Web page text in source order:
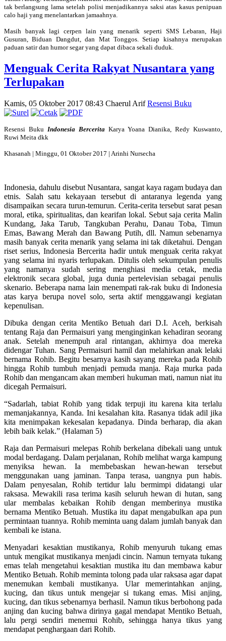
tak berlangsung lama setelah polisi menjadikannya saksi atas kasus penipuan
calo haji yang menelantarkan jamaahnya.
Masih banyak lagi cerpen lain yang menarik seperti SMS Lebaran, Haji
Gusuran, Biduan Dangdut, dan Mat Tonggos. Setiap kisahnya merupakan
paduan satir dan humor segar yang dapat dibaca sekali duduk.
Menguak Cerita Rakyat Nusantara yang
Terlupakan
Kamis, 05 Oktober 2017 08:43 Chaerul ArifResensi Buku
Resensi Buku Indonesia BerceritaKarya Yoana Dianika, Redy Kuswanto,
Ruwi Meita dkk
Khasanah | Minggu, 01 Oktober 2017 | Arinhi Nursecha
Indonesia, dahulu disebut Nusantara, sangat kaya ragam budaya dan
etnis. Salah satu kekayaan tersebut di antaranya legenda yang
disampaikan secara turun-temurun. Cerita-cerita tersebut sarat pesan
moral, etika, spiritualitas, dan kearifan lokal. Sebut saja cerita Malin
Kundang, Jaka Tarub, Tangkuban Perahu, Danau Toba, Timun
Emas, Bawang Merah dan Bawang Putih, dll. Namun sebenarnya
masih banyak cerita menarik yang selama ini tak diketahui. Dengan
riset serius, Indonesia Bercerita hadir untuk menguak cerita rakyat
yang selama ini nyaris terlupakan. Ditulis oleh sekumpulan penulis
yang namanya sudah sering menghiasi media cetak, media
elektronik secara global, juga dunia pertelevisian sebagai penulis
skenario. Beberapa nama lain menempati rak-rak buku di Indonesia
atas karya berupa novel solo, serta aktif menggawangi kegiatan
kepenulisan.
Dibuka dengan cerita Mentiko Betuah dari D.I. Aceh, berkisah
tentang Raja dan Permaisuri yang menginginkan kehadiran seorang
anak. Setelah menempuh aral rintangan, akhirnya doa mereka
didengar Tuhan. Sang Permaisuri hamil dan melahirkan anak lelaki
bernama Rohib. Begitu besarnya kasih sayang mereka pada Rohib
hingga Rohib tumbuh menjadi pemuda manja. Raja murka pada
Rohib dan mengancam akan memberi hukuman mati, namun niat itu
dicegah Permaisuri.
“Sadarlah, tabiat Rohib yang tidak terpuji itu karena kita terlalu
memanjakannya, Kanda. Ini kesalahan kita. Rasanya tidak adil jika
kita menimpakan kekesalan kepadanya. Dinda berharap, dia akan
lebih baik kelak.” (Halaman 5)
Raja dan Permaisuri melepas Rohib berkelana dibekali uang untuk
modal berdagang. Dalam perjalanan, Rohib melihat warga kampung
menyiksa hewan. Ia membebaskan hewan-hewan tersebut
menggunakan uang jaminan. Tanpa terasa, uangnya pun habis.
Dalam penyesalan, Rohib tertidur lalu bermimpi didatangi ular
raksasa. Mewakili rasa terima kasih seluruh hewan di hutan, sang
ular membalas kebaikan Rohib dengan memberinya mustika
bernama Mentiko Betuah. Mustika itu dapat mengabulkan apa pun
permintaan tuannya. Rohib meminta uang dalam jumlah banyak dan
kembali ke istana.
Menyadari kesaktian mustikanya, Rohib menyuruh tukang emas
untuk mengikat mustikanya menjadi cincin. Namun ternyata tukang
emas telah mengetahui kesaktian mustika itu dan membawa kabur
Mentiko Betuah. Rohib meminta tolong pada ular raksasa agar dapat
menemukan kembali mustikanya. Ular memerintahkan anjing,
kucing, dan tikus untuk mengejar si tukang emas. Misi anjing,
kucing, dan tikus sebenarnya berhasil. Namun tikus berbohong pada
anjing dan kucing bahwa dirinya gagal mendapat Mentiko Betuah,
lalu pergi sendiri menemui Rohib, sehingga hanya tikus yang
mendapat penghargaan dari Rohib.